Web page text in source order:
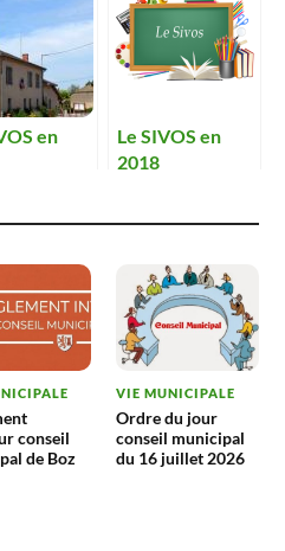
en
Le SIVOS en
2018
conseil
de Boz
VIE MUNICIPALE
Ordre du jour
conseil municipal
du 16 juillet 2026